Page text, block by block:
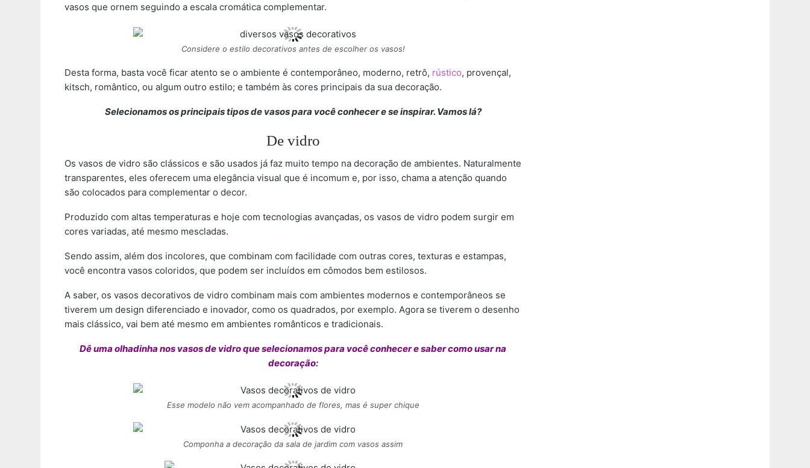
vasos que ornem seguindo a escala cromática complementar.
Considere o estilo decorativos antes de escolher os vasos!
Desta forma, basta você ficar atento se o ambiente é contemporâneo, moderno, retrô, rústico, provençal,
kitsch, romântico, ou algum outro estilo; e também às cores principais da sua decoração.
Selecionamos os principais tipos de vasos para você conhecer e se inspirar. Vamos lá?
De vidro
Os vasos de vidro são clássicos e são usados já faz muito tempo na decoração de ambientes. Naturalmente
transparentes, eles oferecem uma elegância visual que é incomum e, por isso, chama a atenção quando
são colocados para complementar o decor.
Produzido com altas temperaturas e hoje com tecnologias avançadas, os vasos de vidro podem surgir em
cores variadas, até mesmo mescladas.
Sendo assim, além dos incolores, que combinam com facilidade com outras cores, texturas e estampas,
você encontra vasos coloridos, que podem ser incluídos em cômodos bem estilosos.
A saber, os vasos decorativos de vidro combinam mais com ambientes modernos e contemporâneos se
tiverem um design diferenciado e inovador, como os quadrados, por exemplo. Agora se tiverem o desenho
mais clássico, vai bem até mesmo em ambientes românticos e tradicionais.
Dê uma olhadinha nos vasos de vidro que selecionamos para você conhecer e saber como usar na
decoração:
Esse modelo não vem acompanhado de flores, mas é super chique
Componha a decoração da sala de jardim com vasos assim